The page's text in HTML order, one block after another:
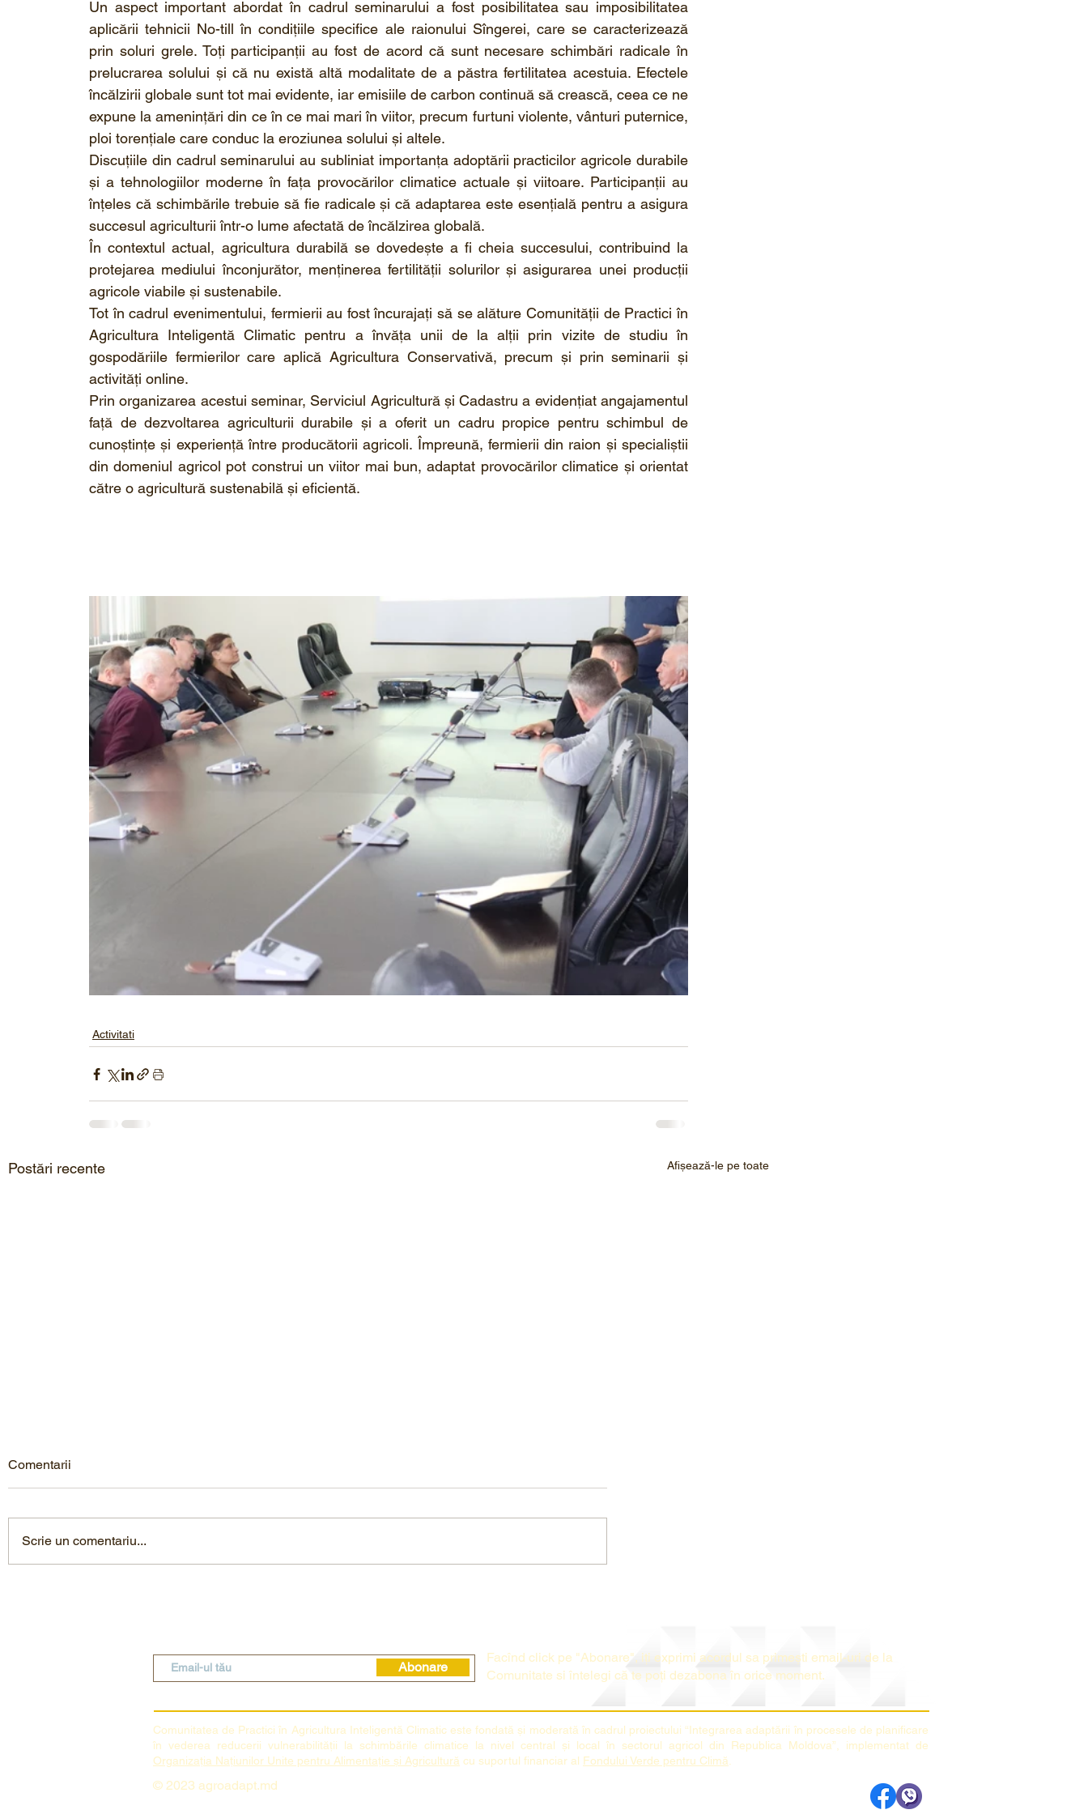
Un aspect important abordat în cadrul seminarului a fost posibilitatea sau imposibilitatea
aplicării tehnicii No-till în condițiile specifice ale raionului Sîngerei, care se caracterizează
prin soluri grele. Toți participanții au fost de acord că sunt necesare schimbări radicale în
prelucrarea solului și că nu există altă modalitate de a păstra fertilitatea acestuia. Efectele
încălzirii globale sunt tot mai evidente, iar emisiile de carbon continuă să crească, ceea ce ne
expune la amenințări din ce în ce mai mari în viitor, precum furtuni violente, vânturi puternice,
ploi torențiale care conduc la eroziunea solului și altele.
Discuțiile din cadrul seminarului au subliniat importanța adoptării practicilor agricole durabile
și a tehnologiilor moderne în fața provocărilor climatice actuale și viitoare. Participanții au
înțeles că schimbările trebuie să fie radicale și că adaptarea este esențială pentru a asigura
succesul agriculturii într-o lume afectată de încălzirea globală.
În contextul actual, agricultura durabilă se dovedește a fi cheia succesului, contribuind la
protejarea mediului înconjurător, menținerea fertilității solurilor și asigurarea unei producții
agricole viabile și sustenabile.
Tot în cadrul evenimentului, fermierii au fost încurajați să se alăture Comunității de Practici în
Agricultura Inteligentă Climatic pentru a învăța unii de la alții prin vizite de studiu în
gospodăriile fermierilor care aplică Agricultura Conservativă, precum și prin seminarii și
activități online.
Prin organizarea acestui seminar, Serviciul Agricultură și Cadastru a evidențiat angajamentul
față de dezvoltarea agriculturii durabile și a oferit un cadru propice pentru schimbul de
cunoștințe și experiență între producătorii agricoli. Împreună, fermierii din raion și specialiștii
din domeniul agricol pot construi un viitor mai bun, adaptat provocărilor climatice și orientat
către o agricultură sustenabilă și eficientă.
Activitati
Postări recente Afișează-le pe toate
Comentarii
Scrie un comentariu...
Abonare
Facînd click pe "Abonare", iți exprimi acordul sa primești email-uri de la
Comunitate si întelegi că te poți dezabona în orice moment.
Comunitatea de Practici în Agricultura Inteligentă Climatic este fondată şi moderată în cadrul proiectului “Integrarea adaptării în procesele de planificare
în vederea reducerii vulnerabilității la schimbările climatice la nivel central și local în sectorul agricol din Republica Moldova”, implementat de
Organizația Națiunilor Unite pentru Alimentație și Agricultură cu suportul financiar al Fondului Verde pentru Climă.
© 2023 agroadapt.md